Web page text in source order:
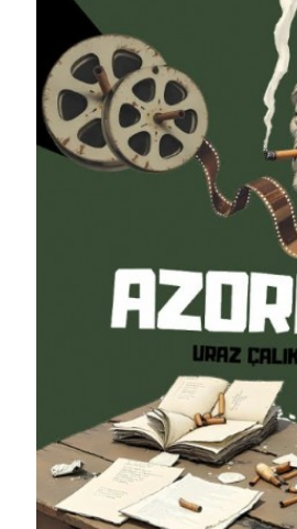
Detaylı İncele